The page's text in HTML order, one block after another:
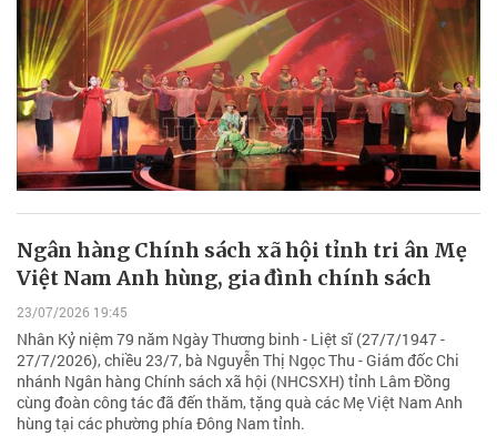
Ngân hàng Chính sách xã hội tỉnh tri ân Mẹ
Việt Nam Anh hùng, gia đình chính sách
23/07/2026 19:45
Nhân Kỷ niệm 79 năm Ngày Thương binh - Liệt sĩ (27/7/1947 -
27/7/2026), chiều 23/7, bà Nguyễn Thị Ngọc Thu - Giám đốc Chi
nhánh Ngân hàng Chính sách xã hội (NHCSXH) tỉnh Lâm Đồng
cùng đoàn công tác đã đến thăm, tặng quà các Mẹ Việt Nam Anh
hùng tại các phường phía Đông Nam tỉnh.